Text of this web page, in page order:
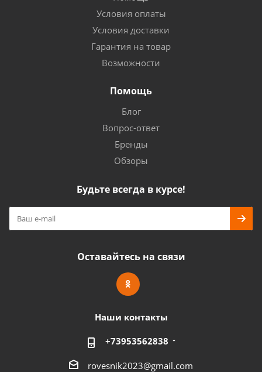
Условия оплаты
Условия доставки
Гарантия на товар
Возможности
Помощь
Блог
Вопрос-ответ
Бренды
Обзоры
Будьте всегда в курсе!
Оставайтесь на связи
Наши контакты
+73953562838
rovesnik2023@gmail.com